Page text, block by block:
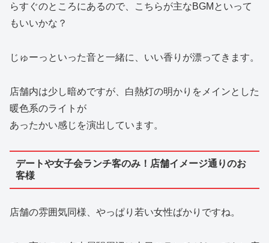
らすぐのところにあるので、こちらが主なBGMといって
もいいかな？
じゅーっといった音と一緒に、いい香りが漂ってきます。
店舗内は少し暗めですが、白熱灯の明かりをメインとした
暖色系のライトが
あったかい感じを演出しています。
デートや女子会ランチ客のみ！店舗イメージ通りのお
客様
店舗の雰囲気同様、やっぱり若い女性ばかりですね。